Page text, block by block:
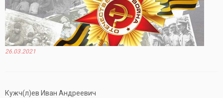
26.03.2021
Кужч(л)ев Иван Андреевич